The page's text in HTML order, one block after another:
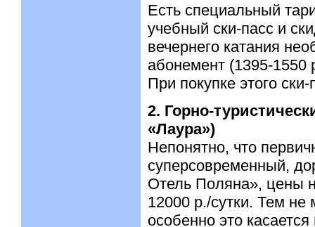
Есть специальный
учебный ски-пасс и
вечернего катания
абонемент (1395-1550
При покупке этого
2. Горно-
«Лаура»)
Непонятно, что
суперсовременный,
Отель Поляна», цены
12000 р./сутки. Тем не
особенно это